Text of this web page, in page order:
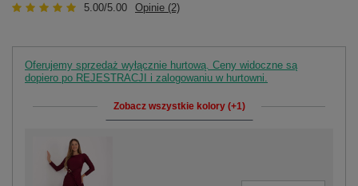
5.00/5.00 Opinie (2)
Oferujemy sprzedaż wyłącznie hurtową. Ceny widoczne są
dopiero po REJESTRACJI i zalogowaniu w hurtowni.
Zobacz wszystkie kolory (+1)